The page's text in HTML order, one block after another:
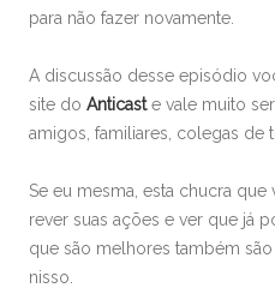
para não fazer novamente.
A discussão desse episódio
site do Anticaste vale muito
amigos, familiares, colegas de
Se eu mesma, esta chucra
rever suas ações e ver que já
que são melhores também
nisso.